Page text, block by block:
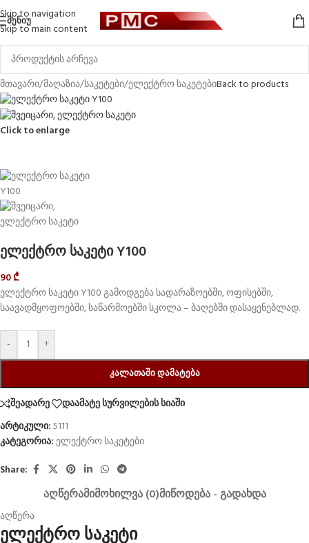
Skip to navigation
Skip to main content
ᲛᲔᲜᲘᲣ
მთავარი/მაღაზია/საკეტები/ელექტრო საკეტებიBack to products
Click to enlarge
ელექტრო საკეტი Y100
90₾
ელექტრო საკეტი Y100 გამოდგება სადარაზოებში, ოფისებში,
საავადმყოფოებში, საწარმოებში სკოლა – ბაღებში დასაყენებლად.
- +
ᲙᲐᲚᲐᲗᲐᲨᲘ ᲓᲐᲛᲐᲢᲔᲑᲐ
შეადარე
დაამატე სურვილების სიაში
არტიკული:5111
კატეგორია:ელექტრო საკეტები
Share:
ᲐᲦᲬᲔᲠᲐᲛᲘᲛᲝᲮᲘᲚᲕᲐ (0)ᲛᲘᲬᲝᲓᲔᲑᲐ - ᲒᲐᲓᲐᲮᲓᲐ
აღწერა
ელექტრო საკეტი